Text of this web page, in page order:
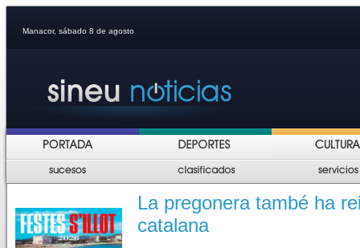
Manacor, sábado 8 de agosto
La pregonera també ha
catalana